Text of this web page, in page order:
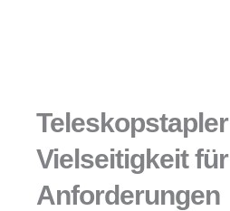
Vielseitigkeit
Anforderungen